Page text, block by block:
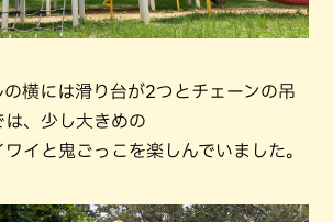
横には滑り台が2つとチェーンの吊
は、少し大きめの
イと鬼ごっこを楽しんでいました。